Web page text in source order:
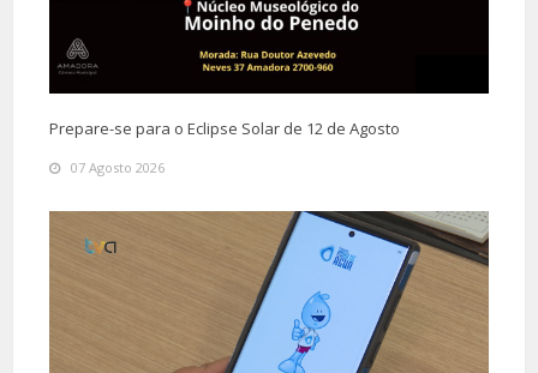
Prepare-se para o Eclipse Solar de 12 de Agosto
07 Agosto 2026